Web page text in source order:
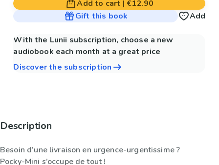
Add to cart | €12.90
Gift this book
Add
With the Lunii subscription, choose a new
audiobook each month at a great price
Discover the subscription
Description
Besoin d’une livraison en urgence-urgentissime ?
Pocky-Mini s’occupe de tout !